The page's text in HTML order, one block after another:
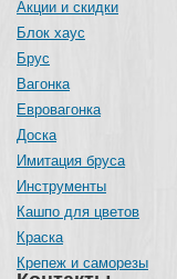
Акции и скидки
Блок хаус
Брус
Вагонка
Евровагонка
Доска
Имитация бруса
Инструменты
Кашпо для цветов
Краска
Крепеж и саморезы